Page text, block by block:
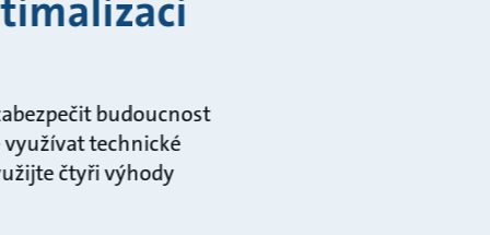
budoucnost
technické
čtyři výhody